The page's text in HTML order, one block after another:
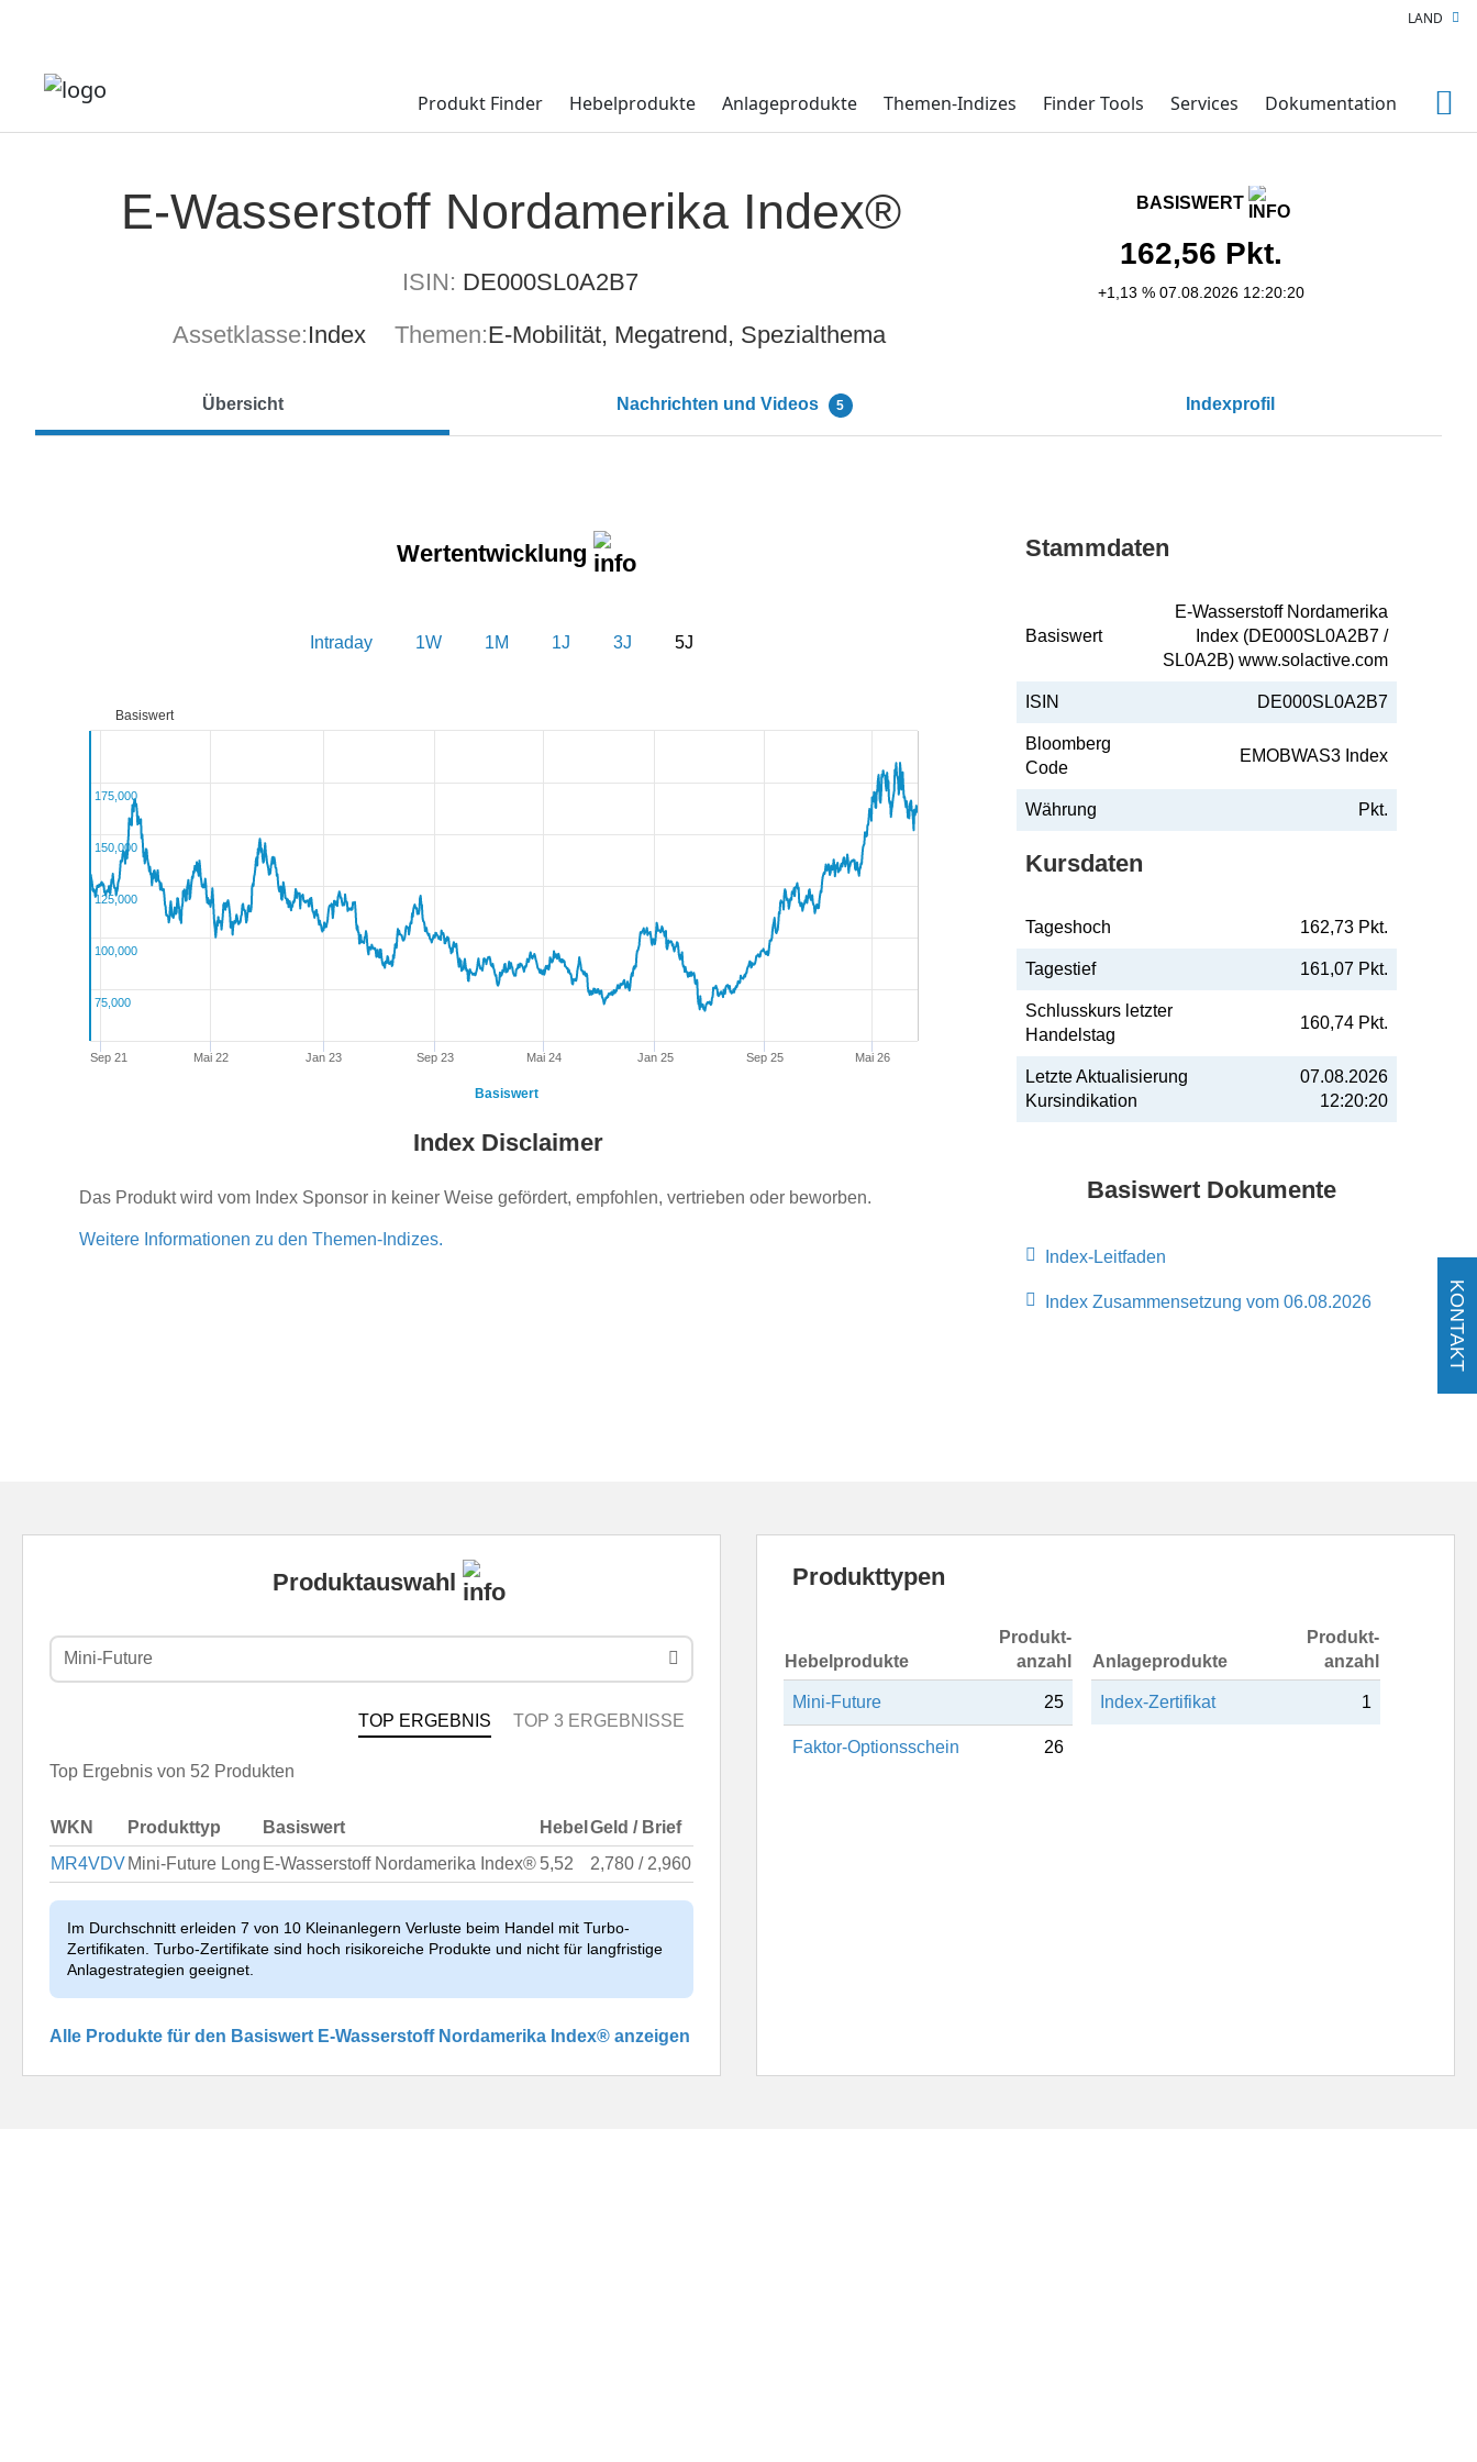
Produkt Finder Hebelprodukte Anlageprodukte Themen-Indizes Finder Tools Services Dokumentation
LAND
E-Wasserstoff Nordamerika Index®
ISIN: DE000SL0A2B7
Assetklasse:Index Themen:E-Mobilität, Megatrend, Spezialthema
BASISWERT
162,56 Pkt.
+1,13 % 07.08.2026 12:20:20
Übersicht Nachrichten und Videos 5 Indexprofil
Wertentwicklung
Intraday 1W 1M 1J 3J 5J
Sep 21 Mai 22 Jan 23 Sep 23 Mai 24 Jan 25 Sep 25 Mai 26
75,000
100,000
125,000
150,000
175,000
Basiswert
Basiswert
Index Disclaimer
Das Produkt wird vom Index Sponsor in keiner Weise gefördert, empfohlen, vertrieben oder beworben.
Weitere Informationen zu den Themen-Indizes.
Stammdaten
Basiswert
E-Wasserstoff Nordamerika
Index (DE000SL0A2B7 /
SL0A2B) www.solactive.com
ISIN DE000SL0A2B7
Bloomberg
Code
EMOBWAS3 Index
Währung Pkt.
Kursdaten
Tageshoch 162,73 Pkt.
Tagestief 161,07 Pkt.
Schlusskurs letzter
Handelstag
160,74 Pkt.
Letzte Aktualisierung
Kursindikation
07.08.2026
12:20:20
Basiswert Dokumente
Index-Leitfaden
Index Zusammensetzung vom 06.08.2026
Produktauswahl
Mini-Future
TOP ERGEBNIS TOP 3 ERGEBNISSE
Top Ergebnis von 52 Produkten
WKN Produkttyp Basiswert Hebel Geld / Brief
MR4VDV Mini-Future Long E-Wasserstoff Nordamerika Index® 5,52 2,780 / 2,960
Im Durchschnitt erleiden 7 von 10 Kleinanlegern Verluste beim Handel mit Turbo-
Zertifikaten. Turbo-Zertifikate sind hoch risikoreiche Produkte und nicht für langfristige
Anlagestrategien geeignet.
Alle Produkte für den Basiswert E-Wasserstoff Nordamerika Index® anzeigen
Produkttypen
Hebelprodukte
Produkt-
anzahl
Mini-Future 25
Faktor-Optionsschein 26
Anlageprodukte
Produkt-
anzahl
Index-Zertifikat 1
KONTAKT